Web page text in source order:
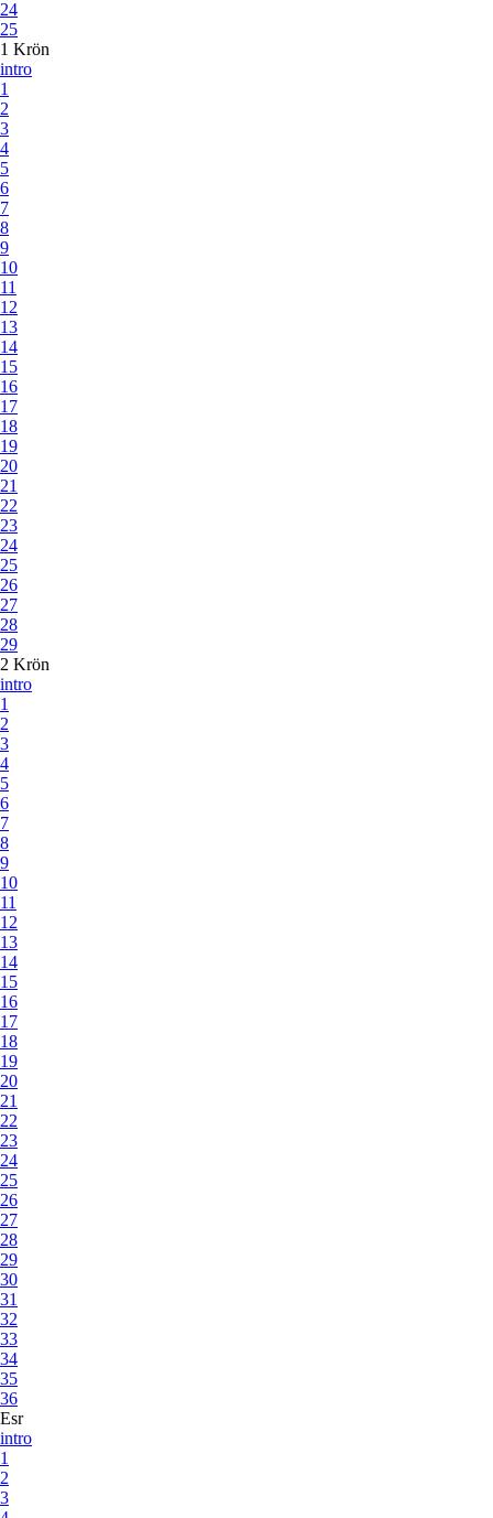
24
25
1 Krön
intro
1
2
3
4
5
6
7
8
9
10
11
12
13
14
15
16
17
18
19
20
21
22
23
24
25
26
27
28
29
2 Krön
intro
1
2
3
4
5
6
7
8
9
10
11
12
13
14
15
16
17
18
19
20
21
22
23
24
25
26
27
28
29
30
31
32
33
34
35
36
Esr
intro
1
2
3